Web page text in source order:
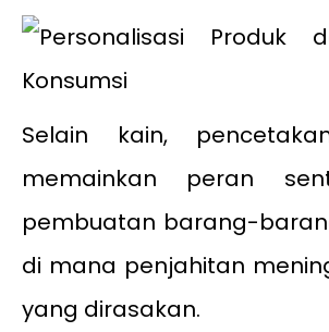
Selain kain,
memainkan peran
pembuatan barang-
di mana penjahitan
yang dirasakan.